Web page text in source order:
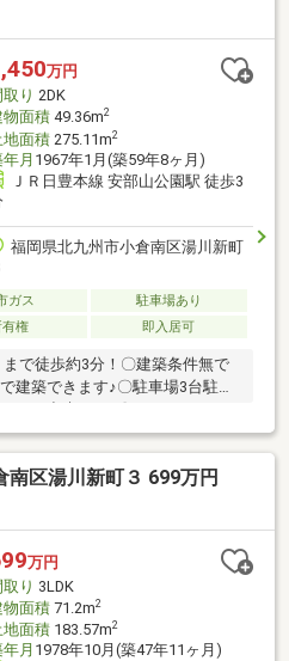
万円
取り 2DK
物面積49.36m2
地面積275.11m2
月 1967年1月(築59年8ヶ月)
ＪＲ日豊本線 安部山公園駅 徒歩3
福岡県北九州市小倉南区湯川新町
ガス
駐車場あり
有権 即入居可
で徒歩約3分！〇建築条件無で
建築できます♪〇駐車場3台駐車
の強い日でも安心して洗濯物が
南区湯川新町３ 699万円
万円
取り 3LDK
物面積71.2m2
地面積183.57m2
月 1978年10月(築47年11ヶ月)